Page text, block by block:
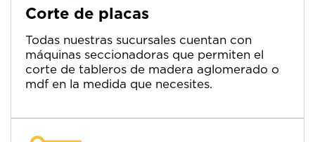
Corte de placas
Todas nuestras sucursales cuentan con
máquinas seccionadoras que permiten el
corte de tableros de madera aglomerado o
mdf en la medida que necesites.